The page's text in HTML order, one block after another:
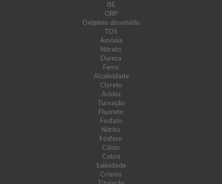
ISE
ORP
Oxigénio dissolvido
TDS
Amónia
Nitrato
Dureza
Ferro
Alcalinidade
Cloreto
Acidez
Turvação
Fluoreto
Fosfato
Nitrito
Fósforo
Cálcio
Cobre
Salinidade
Crómio